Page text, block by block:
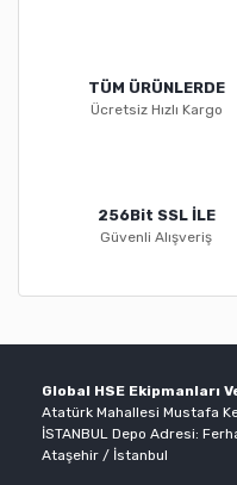
TÜM ÜRÜNLERDE
Ücretsiz Hızlı Kargo
256Bit SSL İLE
Güvenli Alışveriş
Global HSE Ekipmanları
Atatürk Mahallesi Mustafa
İSTANBUL Depo Adresi:
Ataşehir / İstanbul